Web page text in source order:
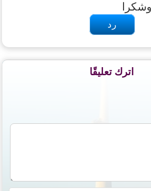
وشكرا
رد
اترك تعليقًا